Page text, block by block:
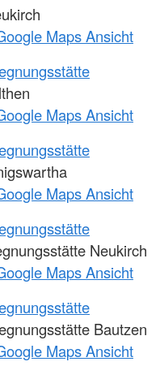
Maps Ansicht
Maps Ansicht
Maps Ansicht
Neukirch
Maps Ansicht
Bautzen
Maps Ansicht